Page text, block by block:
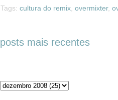
Tags: cultura do remix overmixter,
posts mais recentes